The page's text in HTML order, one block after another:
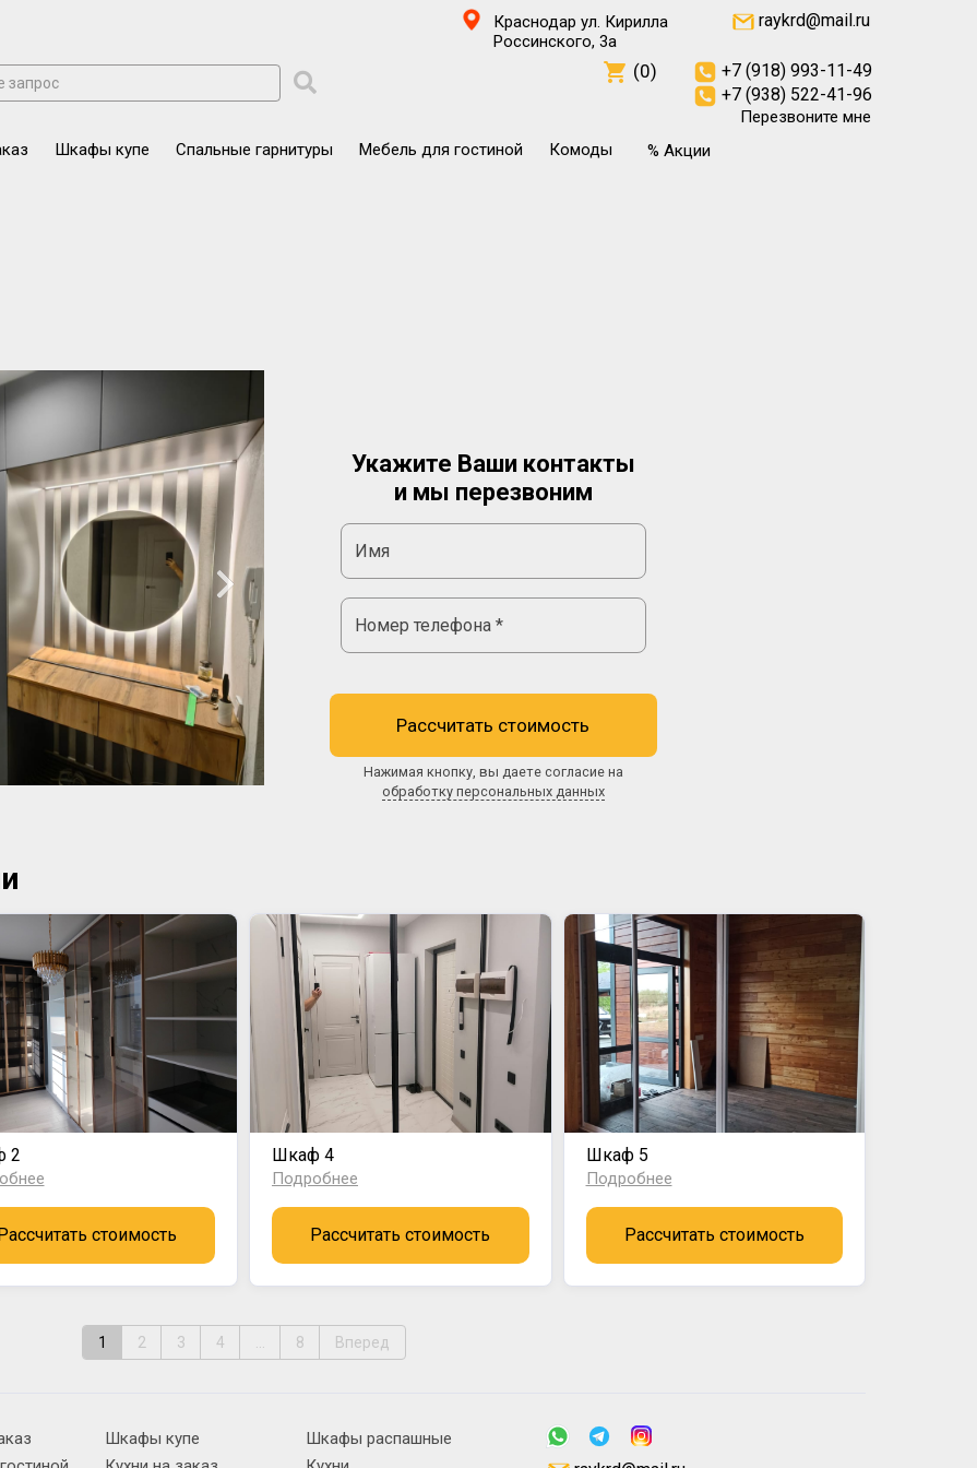
Краснодар ул. Кирилла
Россинского, 3а
raykrd@mail.ru
Перезвоните мне
Шкафы купе Спальные гарнитуры Мебель для гостиной Комоды % Акции
(0)
+7 (918) 993-11-49
+7 (938) 522-41-96
Укажите Ваши контакты
и мы перезвоним
Рассчитать стоимость
Нажимая кнопку, вы даете согласие на
обработку персональных данных
2
Рассчитать стоимость
Шкаф 4
Подробнее
Рассчитать стоимость
Шкаф 5
Подробнее
Рассчитать стоимость
1 2 3 4 ... 8 Вперед
Шкафы купе
Шкафы распашные